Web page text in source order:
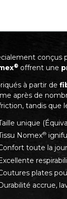
conçus
® offrent une
à partir de
après de
tandis que
unique
Nomex®
toute la
plates
accrue,